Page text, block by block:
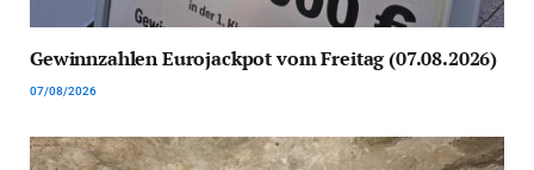
Gewinnzahlen Eurojackpot vom Freitag (07.08.2026)
07/08/2026